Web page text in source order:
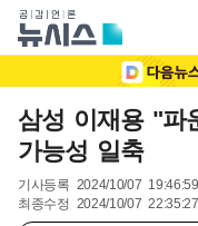
삼성 이재용 "파
가능성 일축
기사등록 2024/10/07 19:46:59
최종수정 2024/10/07 22:35:27